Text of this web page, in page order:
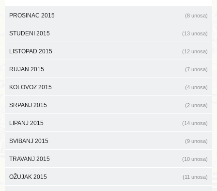
PROSINAC 2015 (8 unosa)
STUDENI 2015 (13 unosa)
LISTOPAD 2015 (12 unosa)
RUJAN 2015 (7 unosa)
KOLOVOZ 2015 (4 unosa)
SRPANJ 2015 (2 unosa)
LIPANJ 2015 (14 unosa)
SVIBANJ 2015 (9 unosa)
TRAVANJ 2015 (10 unosa)
OŽUJAK 2015 (11 unosa)